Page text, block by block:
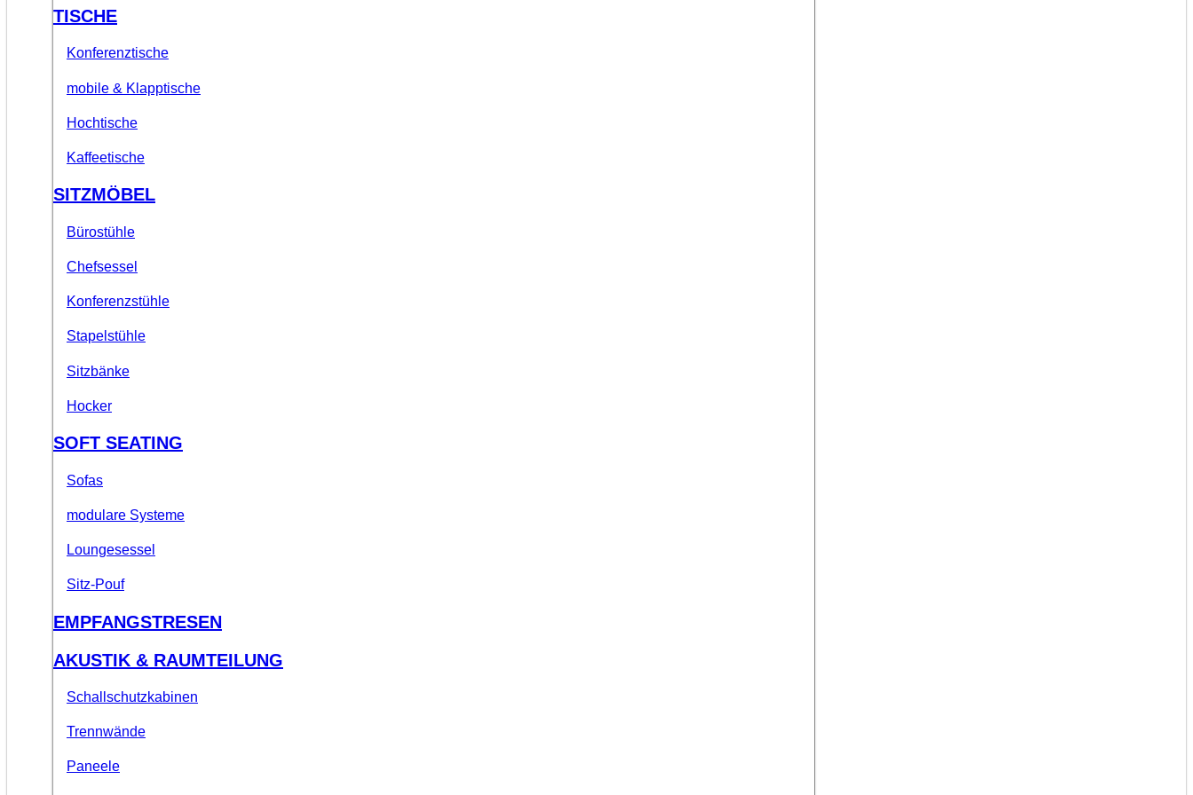
TISCHE
Konferenztische
mobile & Klapptische
Hochtische
Kaffeetische
SITZMÖBEL
Bürostühle
Chefsessel
Konferenzstühle
Stapelstühle
Sitzbänke
Hocker
SOFT SEATING
Sofas
modulare Systeme
Loungesessel
Sitz-Pouf
EMPFANGSTRESEN
AKUSTIK & RAUMTEILUNG
Schallschutzkabinen
Trennwände
Paneele